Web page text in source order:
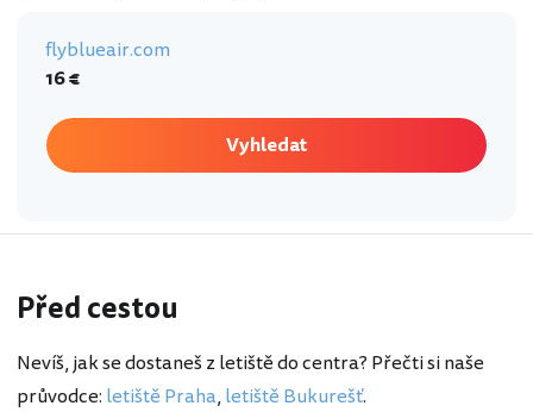
flyblueair.com
16 €
Vyhledat
Před cestou
Nevíš, jak se dostaneš z letiště do centra? Přečti si naše
průvodce: letiště Praha, letiště Bukurešť.